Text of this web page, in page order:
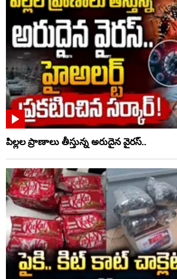
పిల్లల ప్రాణాలు తీస్తున్న అరుదైన వైరస్..